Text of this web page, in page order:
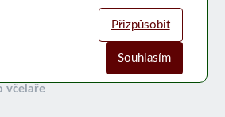
včelaře
Přizpůsobit
Souhlasím
aktivní)
funkčnost webu. Bez těchto cookies
návštěvnosti webových stránek za účelem